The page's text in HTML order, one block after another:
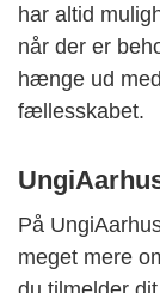
har altid
når der er
hænge ud
fællesskabet.
På
meget mere